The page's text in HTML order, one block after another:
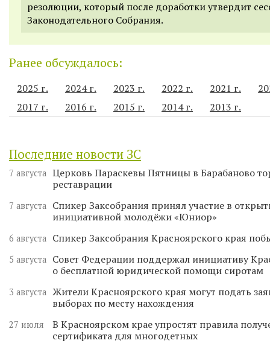
резолюции, который после доработки утвердит
Законодательного Собрания.
Ранее обсуждалось:
2025 г. 2024 г. 2023 г. 2022 г. 2021 г.
2017 г.
2016 г. 2015 г. 2014 г. 2013 г.
Последние новости ЗС
7 августа Церковь Параскевы Пятницы в Барабаново
реставрации
7 августа
Спикер Заксобрания принял участие в
инициативной молодёжи «Юниор»
6 августа Спикер Заксобрания Красноярского края
5 августа
Совет Федерации поддержал инициативу
о бесплатной юридической помощи сиротам
3 августа Жители Красноярского края могут подать
выборах по месту нахождения
27 июля
В Красноярском крае упростят правила
сертификата для многодетных